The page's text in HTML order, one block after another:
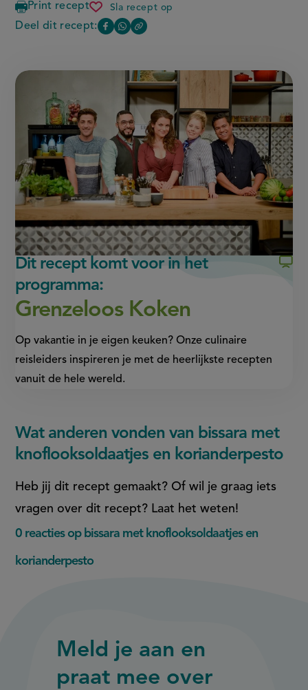
Print recept Sla recept op
bissara
met
knoflooksoldaatjes
Deel dit recept:
Deel
pagina
Facebook
(opent
in
nieuw
venster,
externe
link)
Deel
pagina
op
WhatsApp
(opent
in
nieuw
venster,
externe
link)
Copy
of
this
page
Dit recept komt voor in het
programma:
Grenzeloos Koken
Op vakantie in je eigen keuken? Onze culinaire
reisleiders inspireren je met de heerlijkste recepten
vanuit de hele wereld.
Wat anderen vonden van bissara met
knoflooksoldaatjes en korianderpesto
Heb jij dit recept gemaakt? Of wil je graag iets
vragen over dit recept? Laat het weten!
0 reacties op bissara met knoflooksoldaatjes en
korianderpesto
Meld je aan en
praat mee over